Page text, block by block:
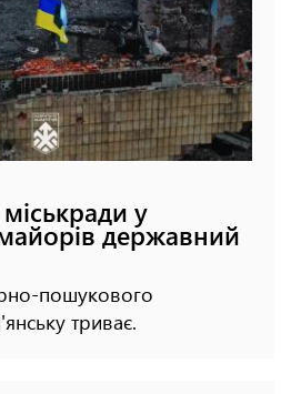
у
державний
пошукового
триває.